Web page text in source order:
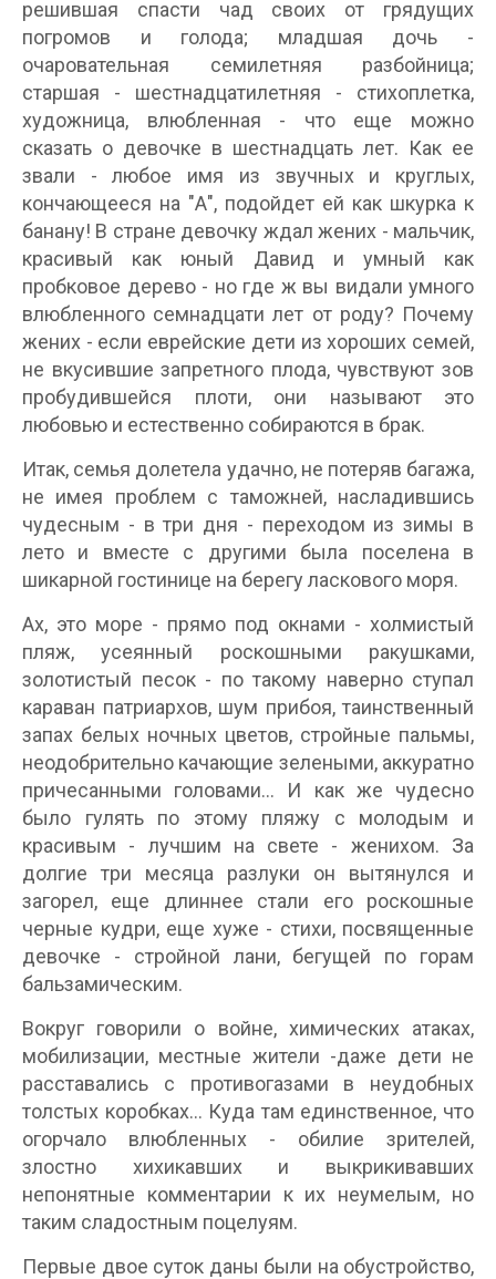
решившая спасти чад своих от грядущих
погромов и голода; младшая дочь -
очаровательная семилетняя разбойница;
старшая - шестнадцатилетняя - стихоплетка,
художница, влюбленная - что еще можно
сказать о девочке в шестнадцать лет. Как ее
звали - любое имя из звучных и круглых,
кончающееся на "А", подойдет ей как шкурка к
банану! В стране девочку ждал жених - мальчик,
красивый как юный Давид и умный как
пробковое дерево - но где ж вы видали умного
влюбленного семнадцати лет от роду? Почему
жених - если еврейские дети из хороших семей,
не вкусившие запретного плода, чувствуют зов
пробудившейся плоти, они называют это
любовью и естественно собираются в брак.
Итак, семья долетела удачно, не потеряв багажа,
не имея проблем с таможней, насладившись
чудесным - в три дня - переходом из зимы в
лето и вместе с другими была поселена в
шикарной гостинице на берегу ласкового моря.
Ах, это море - прямо под окнами - холмистый
пляж, усеянный роскошными ракушками,
золотистый песок - по такому наверно ступал
караван патриархов, шум прибоя, таинственный
запах белых ночных цветов, стройные пальмы,
неодобрительно качающие зелеными, аккуратно
причесанными головами... И как же чудесно
было гулять по этому пляжу с молодым и
красивым - лучшим на свете - женихом. За
долгие три месяца разлуки он вытянулся и
загорел, еще длиннее стали его роскошные
черные кудри, еще хуже - стихи, посвященные
девочке - стройной лани, бегущей по горам
бальзамическим.
Вокруг говорили о войне, химических атаках,
мобилизации, местные жители -даже дети не
расставались с противогазами в неудобных
толстых коробках... Куда там единственное, что
огорчало влюбленных - обилие зрителей,
злостно хихикавших и выкрикивавших
непонятные комментарии к их неумелым, но
таким сладостным поцелуям.
Первые двое суток даны были на обустройство,